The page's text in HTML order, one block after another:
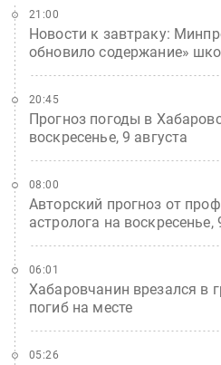
Новости к завтраку:
обновило содержание»
21:00
Прогноз погоды в
воскресенье, 9 августа
20:45
Авторский прогноз от
астролога на воскресенье,
08:00
Хабаровчанин врезался в
погиб на месте
06:01
05:26